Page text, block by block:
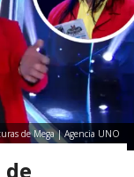
de Mega | Agencia UNO